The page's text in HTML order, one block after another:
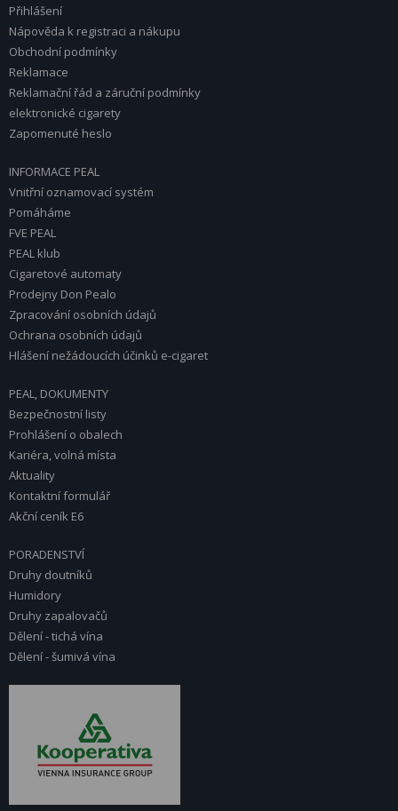
Přihlášení
Nápověda k registraci a nákupu
Obchodní podmínky
Reklamace
Reklamační řád a záruční podmínky
elektronické cigarety
Zapomenuté heslo
INFORMACE PEAL
Vnitřní oznamovací systém
Pomáháme
FVE PEAL
PEAL klub
Cigaretové automaty
Prodejny Don Pealo
Zpracování osobních údajů
Ochrana osobních údajů
Hlášení nežádoucích účinků e-cigaret
PEAL, DOKUMENTY
Bezpečnostní listy
Prohlášení o obalech
Kariéra, volná místa
Aktuality
Kontaktní formulář
Akční ceník E6
PORADENSTVÍ
Druhy doutníků
Humidory
Druhy zapalovačů
Dělení - tichá vína
Dělení - šumivá vína